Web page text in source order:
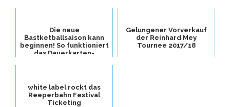
Die neue
Bastketballsaison kann
beginnen! So funktioniert
das Dauerkarten-
Gelungener Vorverkauf
der Reinhard Mey
Tournee 2017/18
white label rockt das
Reeperbahn Festival
Ticketing